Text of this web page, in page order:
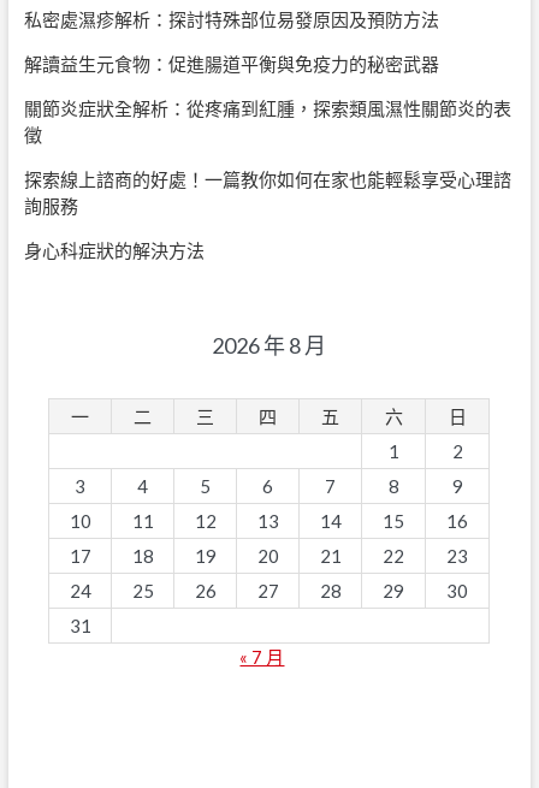
私密處濕疹解析：探討特殊部位易發原因及預防方法
解讀益生元食物：促進腸道平衡與免疫力的秘密武器
關節炎症狀全解析：從疼痛到紅腫，探索類風濕性關節炎的表
徵
探索線上諮商的好處！一篇教你如何在家也能輕鬆享受心理諮
詢服務
身心科症狀的解決方法
2026 年 8 月
一 二 三 四 五 六
日
1
2
3
4 5 6 7 8
9
10
11 12 13 14 15
16
17
18 19 20 21 22
23
24
25 26 27 28 29
30
31
« 7 月